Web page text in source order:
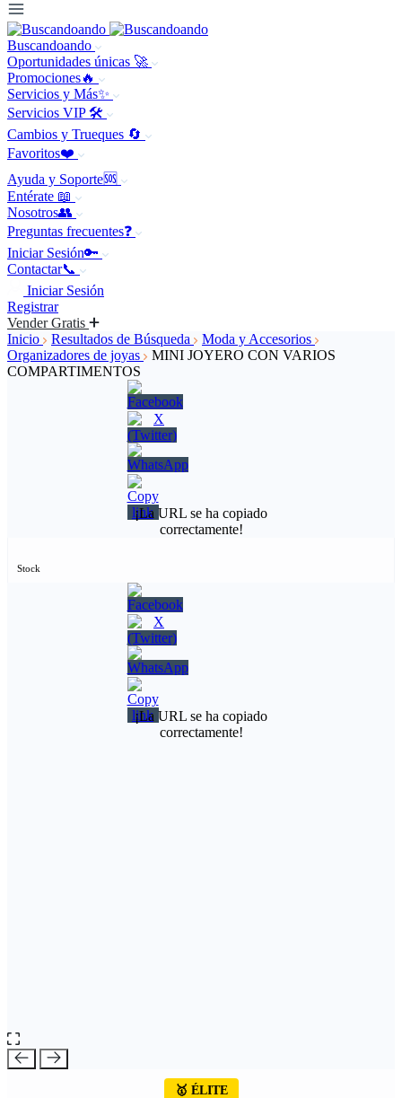
Buscandoando
Oportunidades únicas 🚀
Promociones🔥
Servicios y Más✨
Servicios VIP 🛠️
Cambios y Trueques 🔄
Favoritos❤️
Ayuda y Soporte🆘
Entérate 📖
Nosotros👥
Preguntas frecuentes❓
Iniciar Sesión🔑
Contactar📞
Iniciar Sesión
Registrar
Vender Gratis
Inicio
Resultados de Búsqueda
Moda y Accesorios
Organizadores de joyas
MINI JOYERO CON VARIOS
COMPARTIMENTOS
¡La URL se ha copiado
correctamente!
Stock
¡La URL se ha copiado
correctamente!
🥇 ÉLITE